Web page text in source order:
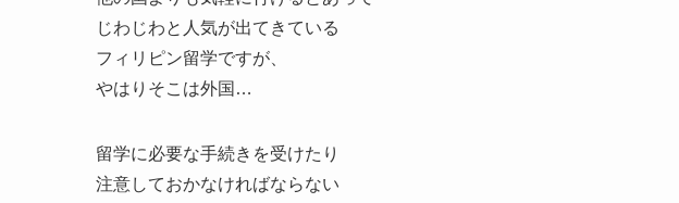
じわじわと人気が出てきている
フィリピン留学ですが、
やはりそこは外国…
留学に必要な手続きを受けたり
注意しておかなければならない